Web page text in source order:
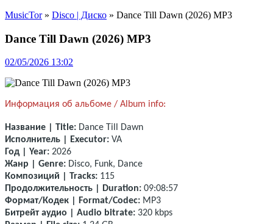
MusicTor» Disco | Диско » Dance Till Dawn (2026) MP3
Dance Till Dawn (2026) MP3
02/05/2026 13:02
Информация об альбоме / Album info:
Название | Title: Dance Till Dawn
Исполнитель | Executor: VA
Год | Year: 2026
Жанр | Genre: Disco, Funk, Dance
Композиций | Tracks: 115
Продолжительность | Duration: 09:08:57
Формат/Кодек | Format/Codec: MP3
Битрейт аудио | Audio bitrate: 320 kbps